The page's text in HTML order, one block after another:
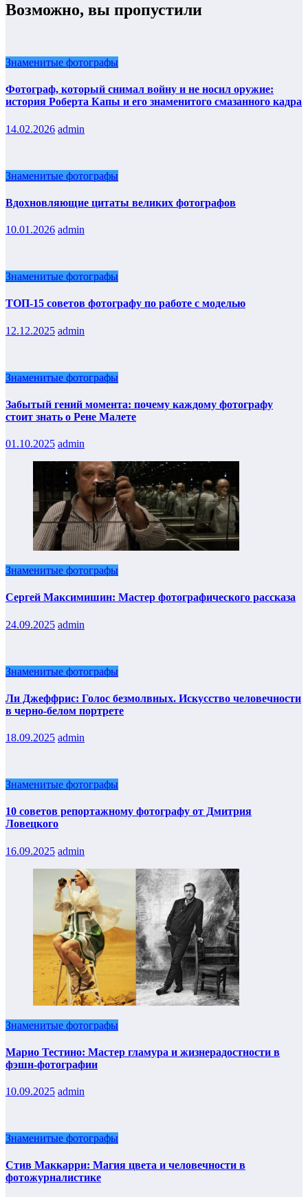
Возможно, вы пропустили
Знаменитые фотографы
Фотограф, который снимал войну и не носил оружие:
история Роберта Капы и его знаменитого смазанного кадра
14.02.2026 admin
Знаменитые фотографы
Вдохновляющие цитаты великих фотографов
10.01.2026 admin
Знаменитые фотографы
ТОП-15 советов фотографу по работе с моделью
12.12.2025 admin
Знаменитые фотографы
Забытый гений момента: почему каждому фотографу
стоит знать о Рене Малете
01.10.2025 admin
Знаменитые фотографы
Сергей Максимишин: Мастер фотографического рассказа
24.09.2025 admin
Знаменитые фотографы
Ли Джеффрис: Голос безмолвных. Искусство человечности
в черно-белом портрете
18.09.2025 admin
Знаменитые фотографы
10 советов репортажному фотографу от Дмитрия
Ловецкого
16.09.2025 admin
Знаменитые фотографы
Марио Тестино: Мастер гламура и жизнерадостности в
фэшн-фотографии
10.09.2025 admin
Знаменитые фотографы
Стив Маккарри: Магия цвета и человечности в
фотожурналистике